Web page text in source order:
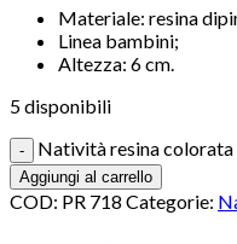
Materiale: resina
Linea bambini;
Altezza: 6 cm.
5 disponibili
Natività resina
Aggiungi al carrello
COD: PR 718 Categorie: